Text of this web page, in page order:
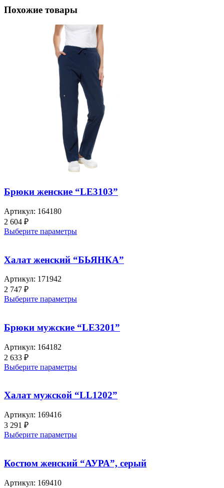
Похожие товары
Брюки женские “LE3103”
Артикул: 164180
2 604 ₽
Выберите параметры
Халат женский “БЬЯНКА”
Артикул: 171942
2 747 ₽
Выберите параметры
Брюки мужские “LE3201”
Артикул: 164182
2 633 ₽
Выберите параметры
Халат мужской “LL1202”
Артикул: 169416
3 291 ₽
Выберите параметры
Костюм женский “АУРА”, серый
Артикул: 169410